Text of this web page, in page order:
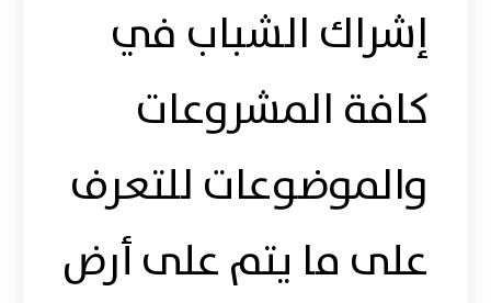
إشراك الشباب في
كافة المشروعات
والموضوعات للتعرف
على ما يتم على أرض